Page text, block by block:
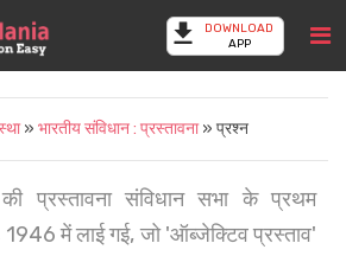
DOWNLOAD
APP
» भारतीय संविधान : प्रस्तावना» प्रश्न
प्रस्तावना संविधान सभा के प्रथम
1946 में लाई गई, जो 'ऑब्जेक्टिव प्रस्ताव'